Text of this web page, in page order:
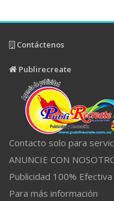
Contáctenos
Publirecreate
Contacto solo para
ANUNCIE CON
Publicidad 100% Efectiva
Para más información